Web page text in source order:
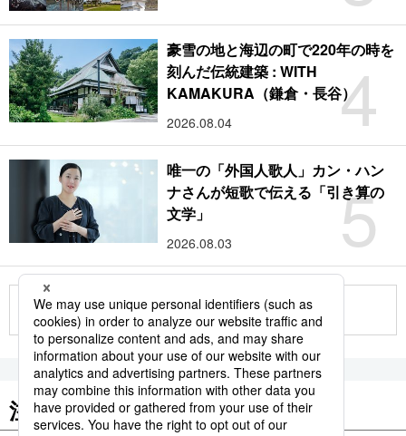
4
豪雪の地と海辺の町で220年の時を
刻んだ伝統建築 : WITH
KAMAKURA（鎌倉・長谷）
2026.08.04
5
唯一の「外国人歌人」カン・ハン
ナさんが短歌で伝える「引き算の
文学」
2026.08.03
もっと見る
注目のキーワード